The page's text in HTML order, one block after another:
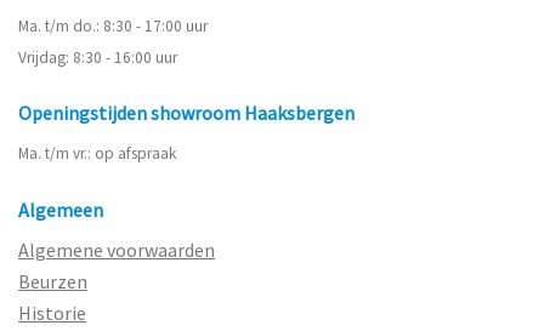
Ma. t/m do.: 8:30 - 17:00 uur
Vrijdag: 8:30 - 16:00 uur
Openingstijden showroom Haaksbergen
Ma. t/m vr.: op afspraak
Algemeen
Algemene voorwaarden
Beurzen
Historie